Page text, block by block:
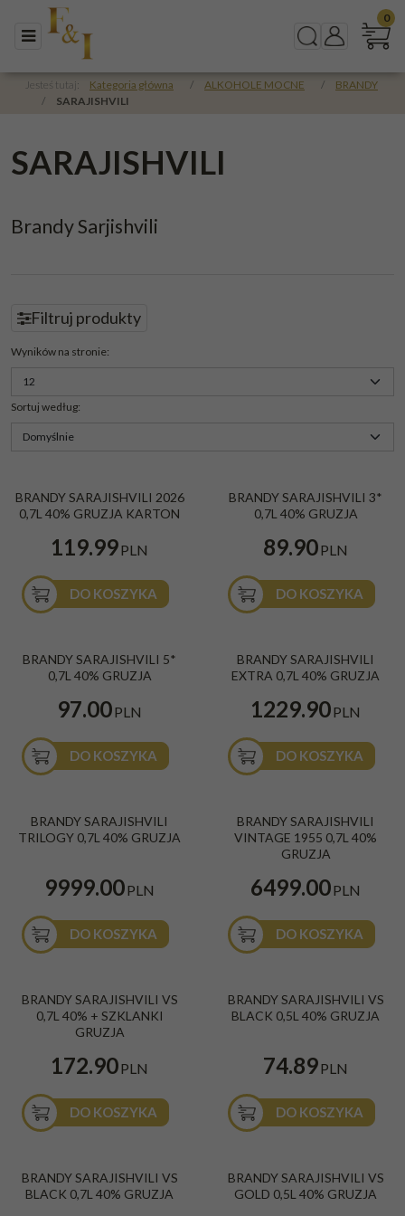
Menu SzukajPanel
0
Jesteś tutaj: Kategoria główna / ALKOHOLE MOCNE /
BRANDY
/
SARAJISHVILI
SARAJISHVILI
Brandy Sarjishvili
Panel
Filtruj produkty
Wyników na stronie:
Sortuj według:
BRANDY SARAJISHVILI 2026
0,7L 40% GRUZJA KARTON
119.99PLN
DO KOSZYKA
Gruzja
Gruzja
BRANDY SARAJISHVILI 3*
0,7L 40% GRUZJA
89.90PLN
DO KOSZYKA
GRUZJA
Gruzja
BRANDY SARAJISHVILI 5*
0,7L 40% GRUZJA
97.00PLN
DO KOSZYKA
Kraj: Gruzja
BRANDY SARAJISHVILI
EXTRA 0,7L 40% GRUZJA
1229.90PLN
DO KOSZYKA
Gruzja
BRANDY SARAJISHVILI
TRILOGY 0,7L 40% GRUZJA
9999.00PLN
DO KOSZYKA
0,7L 40% Gruzja
BRANDY SARAJISHVILI
VINTAGE 1955 0,7L 40%
GRUZJA
6499.00PLN
DO KOSZYKA
szklanki
:Gruzja
Rodzaj alkoholu: Koniak / Brandy
BRANDY SARAJISHVILI VS
0,7L 40% + SZKLANKI
GRUZJA
172.90PLN
DO KOSZYKA
Kraj:Gruzja
BRANDY SARAJISHVILI VS
BLACK 0,5L 40% GRUZJA
74.89PLN
DO KOSZYKA
0,7L 40% GRUZJA
Kraj:Gruzja
BRANDY SARAJISHVILI VS
BLACK 0,7L 40% GRUZJA
Kraj:Gruzja
BRANDY SARAJISHVILI VS
GOLD 0,5L 40% GRUZJA